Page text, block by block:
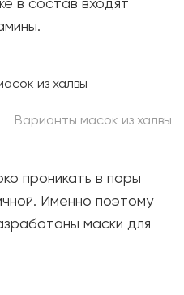
Варианты масок из халвы
проникать в поры
Именно поэтому
маски для